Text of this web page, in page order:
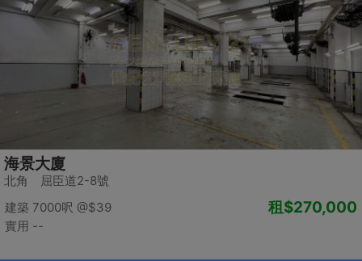
海景大廈
北角 屈臣道2-8號
建築 7000呎 @$39
實用 --
租$270,000